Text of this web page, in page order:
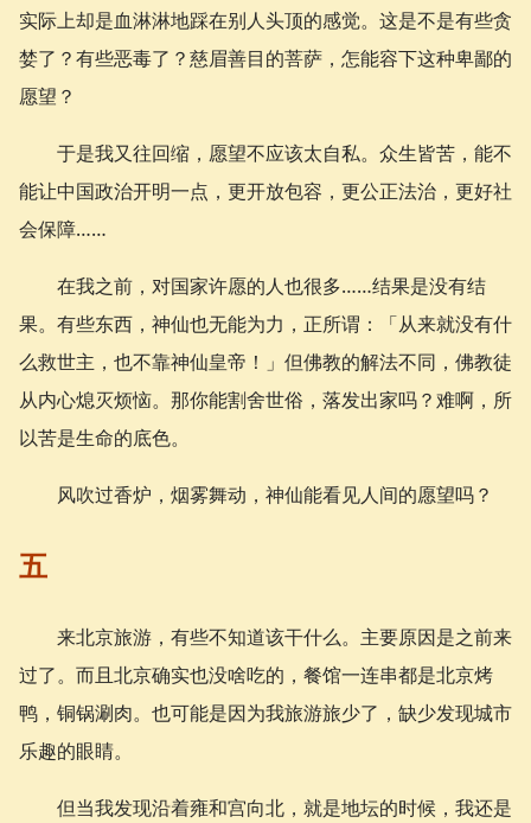
实际上却是血淋淋地踩在别人头顶的感觉。这是不是有些贪
婪了？有些恶毒了？慈眉善目的菩萨，怎能容下这种卑鄙的
愿望？
于是我又往回缩，愿望不应该太自私。众生皆苦，能不
能让中国政治开明一点，更开放包容，更公正法治，更好社
会保障……
在我之前，对国家许愿的人也很多……结果是没有结
果。有些东西，神仙也无能为力，正所谓：「从来就没有什
么救世主，也不靠神仙皇帝！」但佛教的解法不同，佛教徒
从内心熄灭烦恼。那你能割舍世俗，落发出家吗？难啊，所
以苦是生命的底色。
风吹过香炉，烟雾舞动，神仙能看见人间的愿望吗？
五
来北京旅游，有些不知道该干什么。主要原因是之前来
过了。而且北京确实也没啥吃的，餐馆一连串都是北京烤
鸭，铜锅涮肉。也可能是因为我旅游旅少了，缺少发现城市
乐趣的眼睛。
但当我发现沿着雍和宫向北，就是地坛的时候，我还是